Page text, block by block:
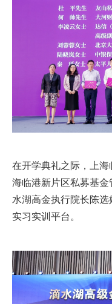
在开学典礼之际，上
海临港新片区私募基
水湖高金执行院长陈
实习实训平台。